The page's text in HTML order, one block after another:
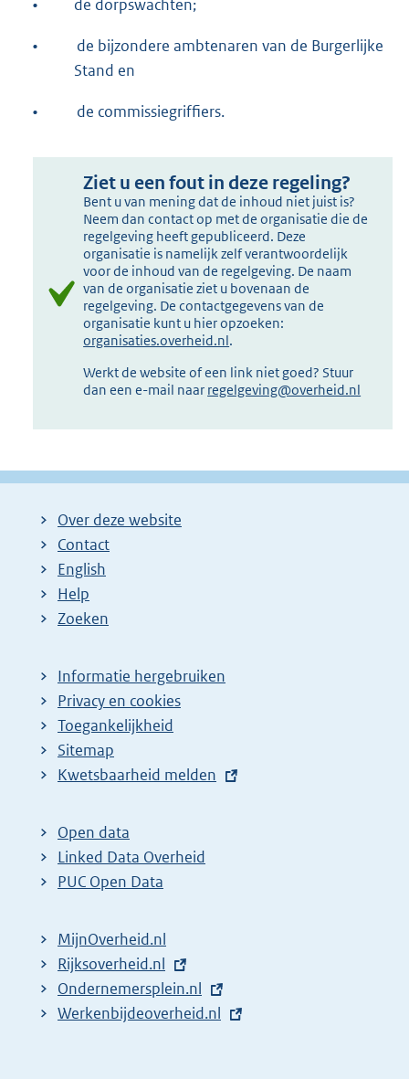
• de dorpswachten;
•
de bijzondere ambtenaren van de Burgerlijke
Stand en
• de commissiegriffiers.
Ziet u een fout in deze regeling?
Bent u van mening dat de inhoud niet juist is?
Neem dan contact op met de organisatie die de
regelgeving heeft gepubliceerd. Deze
organisatie is namelijk zelf verantwoordelijk
voor de inhoud van de regelgeving. De naam
van de organisatie ziet u bovenaan de
regelgeving. De contactgegevens van de
organisatie kunt u hier opzoeken:
organisaties.overheid.nl.
Werkt de website of een link niet goed? Stuur
dan een e-mail naar regelgeving@overheid.nl
Over deze website
Contact
English
Help
Zoeken
Informatie hergebruiken
Privacy en cookies
Toegankelijkheid
Sitemap
E
t
e
r
l
i
n
k
Kwetsbaarheid melden
Open data
Linked Data Overheid
PUC Open Data
MijnOverheid.nl
E
x
t
Rijksoverheid.nl
E
x
Ondernemersplein.nl
E
Werkenbijdeoverheid.nl